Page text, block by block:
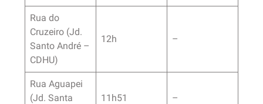
Rua do
Cruzeiro (Jd.
Santo André –
CDHU)
12h –
Rua Aguapei
(Jd. Santa
11h51 –